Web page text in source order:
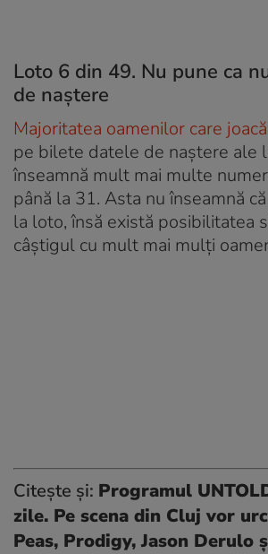
Loto 6 din 49. Nu pune ca
de naștere
Majoritatea oamenilor care
pe bilete datele de naștere ale
înseamnă mult mai multe
până la 31. Asta nu înseamnă
la loto, însă există posibilitatea
câștigul cu mult mai mulți
Citește și: Programul
zile. Pe scena din Cluj vor
Peas, Prodigy, Jason Derulo